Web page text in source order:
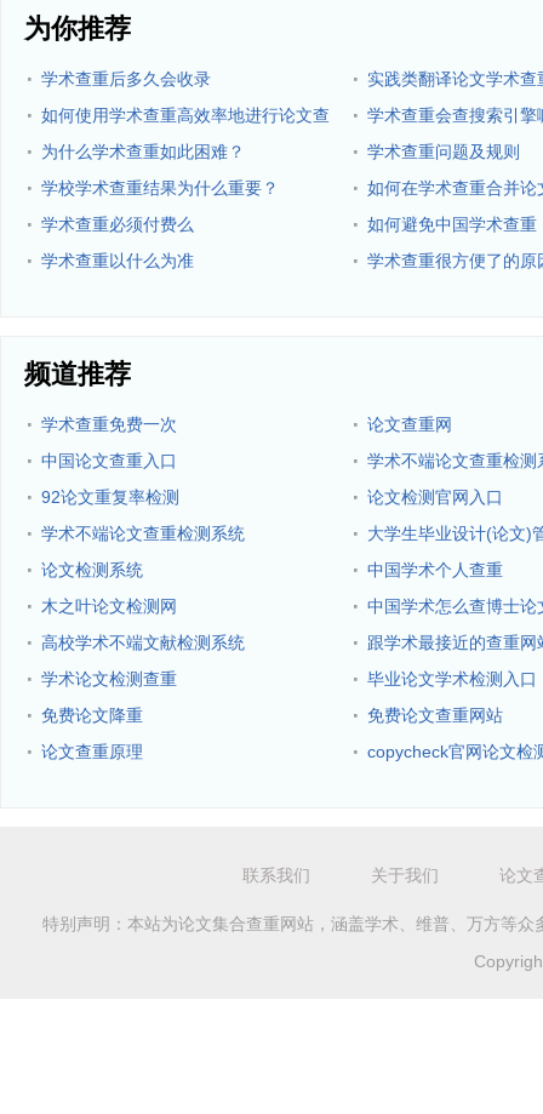
为你推荐
· 学术查重后多久会收录 · 实践类翻译论文学术
· 如何使用学术查重高效率地进行论文查
重？
· 学术查重会查搜索引擎
· 为什么学术查重如此困难？ · 学术查重问题及规则
· 学校学术查重结果为什么重要？ · 如何在学术查重合并论
· 学术查重必须付费么 · 如何避免中国学术查重
· 学术查重以什么为准 · 学术查重很方便了的原
频道推荐
· 学术查重免费一次 · 论文查重网
· 中国论文查重入口 · 学术不端论文查重检测
· 92论文重复率检测 · 论文检测官网入口
· 学术不端论文查重检测系统 · 大学生毕业设计(论文)
· 论文检测系统 · 中国学术个人查重
· 木之叶论文检测网 · 中国学术怎么查博士论
· 高校学术不端文献检测系统 · 跟学术最接近的查重网
· 学术论文检测查重 · 毕业论文学术检测入口
· 免费论文降重 · 免费论文查重网站
· 论文查重原理 · copycheck官网论文检
联系我们 关于我们 论文
特别声明：本站为论文集合查重网站，涵盖学术、维普、万方等